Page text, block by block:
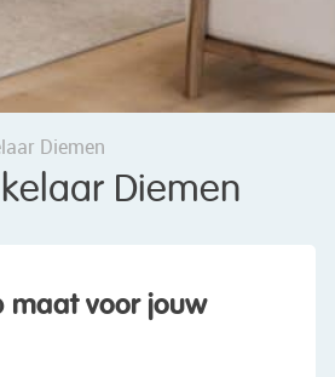
Diemen
Diemen
maat voor jouw